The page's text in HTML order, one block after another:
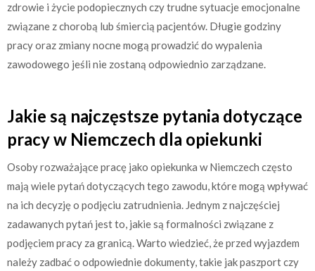
zdrowie i życie podopiecznych czy trudne sytuacje emocjonalne
związane z chorobą lub śmiercią pacjentów. Długie godziny
pracy oraz zmiany nocne mogą prowadzić do wypalenia
zawodowego jeśli nie zostaną odpowiednio zarządzane.
Jakie są najczęstsze pytania dotyczące
pracy w Niemczech dla opiekunki
Osoby rozważające pracę jako opiekunka w Niemczech często
mają wiele pytań dotyczących tego zawodu, które mogą wpływać
na ich decyzję o podjęciu zatrudnienia. Jednym z najczęściej
zadawanych pytań jest to, jakie są formalności związane z
podjęciem pracy za granicą. Warto wiedzieć, że przed wyjazdem
należy zadbać o odpowiednie dokumenty, takie jak paszport czy